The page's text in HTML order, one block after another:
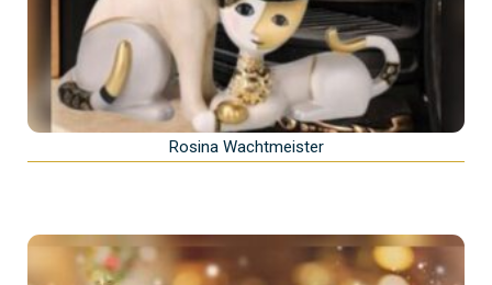
Rosina Wachtmeister